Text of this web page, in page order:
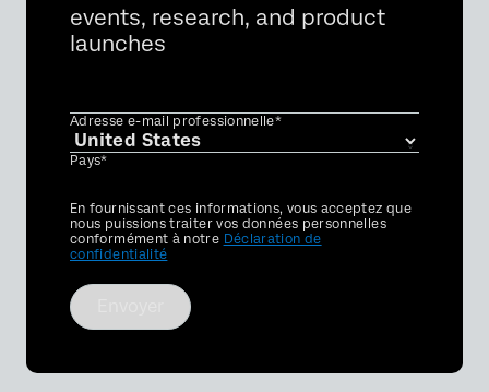
events, research, and product
launches
Adresse e-mail professionnelle*
Pays*
Privacy
Optin
En fournissant ces informations, vous acceptez que
nous puissions traiter vos données personnelles
conformément à notre Déclaration de
confidentialité